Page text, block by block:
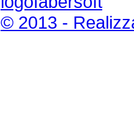
© 2013 -